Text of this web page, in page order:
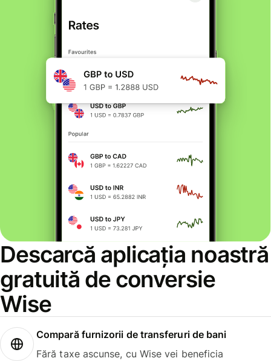
Descarcă aplicația noastră
gratuită de conversie
Wise
Compară furnizorii de transferuri de bani
Fără taxe ascunse, cu Wise vei beneficia